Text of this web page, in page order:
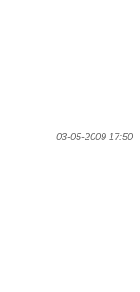
03-05-2009 17:50